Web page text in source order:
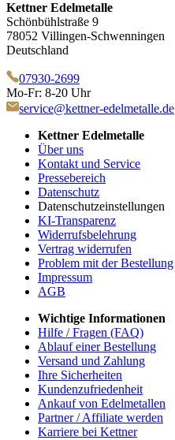
Kettner Edelmetalle
Schönbühlstraße 9
78052 Villingen-Schwenningen
Deutschland
07930-2699
Mo-Fr: 8-20 Uhr
service@kettner-edelmetalle.de
Kettner Edelmetalle
Über uns
Kontakt und Service
Pressebereich
Datenschutz
Datenschutzeinstellungen
KI-Transparenz
Widerrufsbelehrung
Vertrag widerrufen
Problem mit der Bestellung
Impressum
AGB
Wichtige Informationen
Hilfe / Fragen (FAQ)
Ablauf einer Bestellung
Versand und Zahlung
Ihre Sicherheiten
Kundenzufriedenheit
Ankauf von Edelmetallen
Partner / Affiliate werden
Karriere bei Kettner